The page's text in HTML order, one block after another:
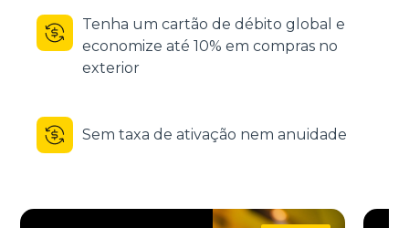
Tenha um cartão de débito global e
economize até 10% em compras no
exterior
Sem taxa de ativação nem anuidade